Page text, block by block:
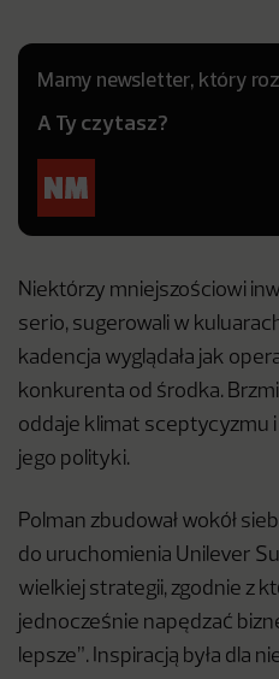
Mamy newsletter, który
A Ty czytasz?
Niektórzy mniejszościowi
serio, sugerowali w
kadencja wyglądała jak
konkurenta od środka.
oddaje klimat sceptycyzmu
jego polityki.
Polman zbudował wokół
do uruchomienia Unilever
wielkiej strategii, zgodnie z
jednocześnie napędzać
lepsze”. Inspiracją była dla